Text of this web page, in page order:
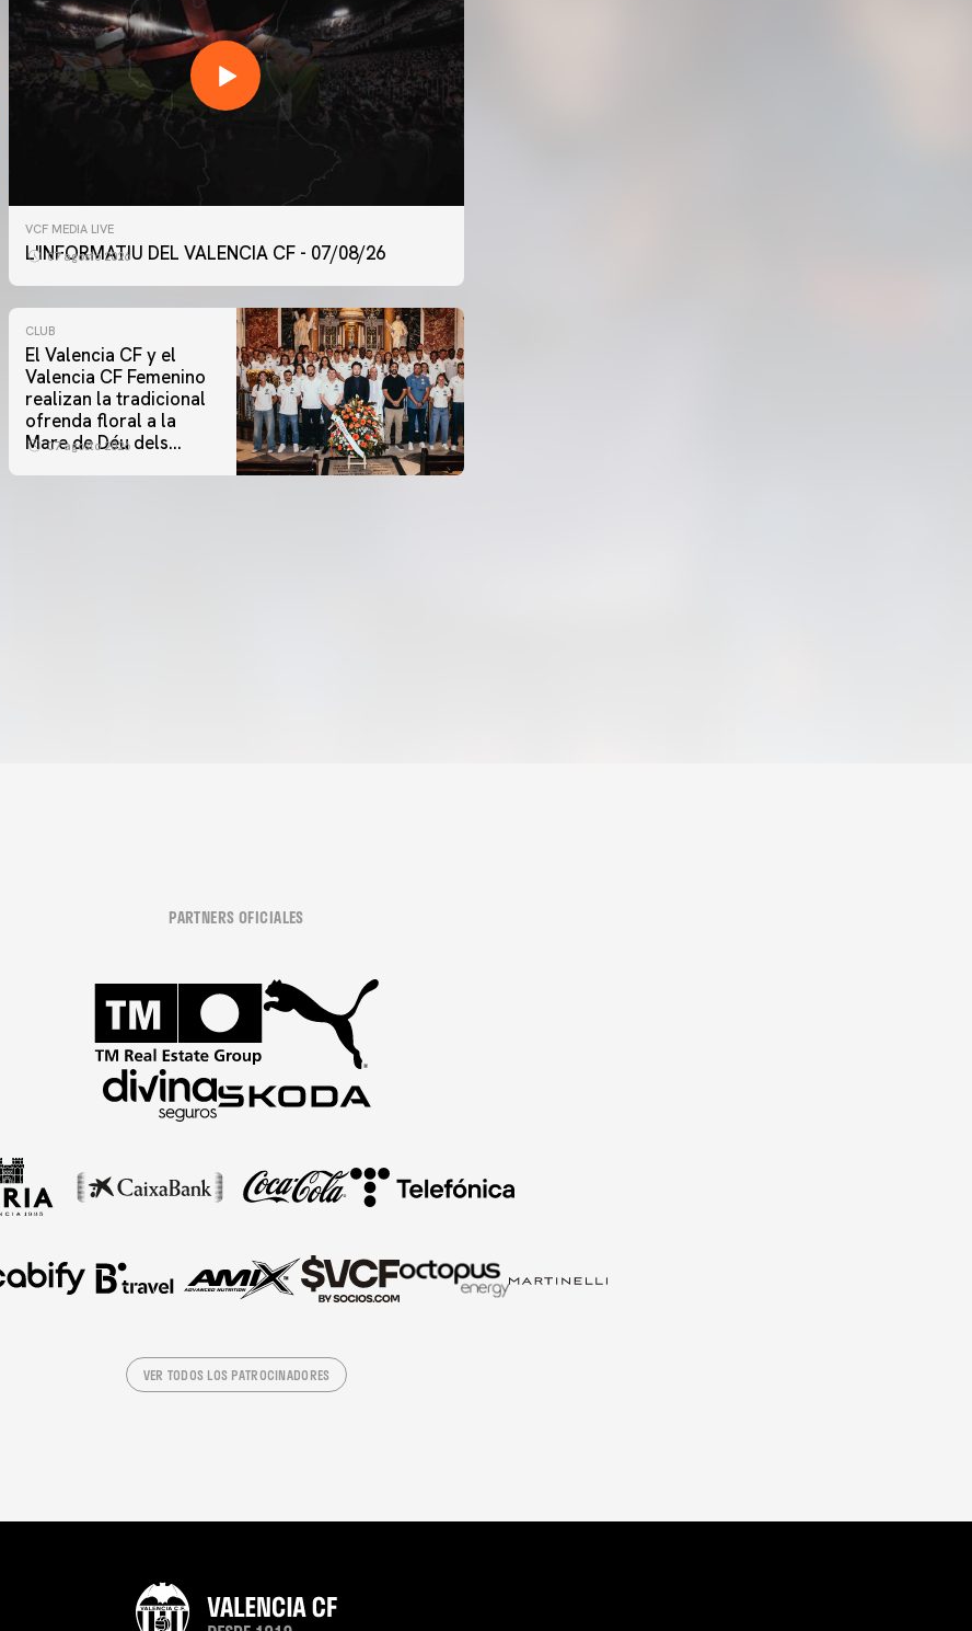
VCF MEDIA LIVE
L'INFORMATIU DEL VALENCIA CF - 07/08/26
07 agosto 2026
CLUB
El Valencia CF y el
Valencia CF Femenino
realizan la tradicional
ofrenda floral a la
Mare de Déu dels
07 agosto 2026
PARTNERS OFICIALES
VER TODOS LOS PATROCINADORES